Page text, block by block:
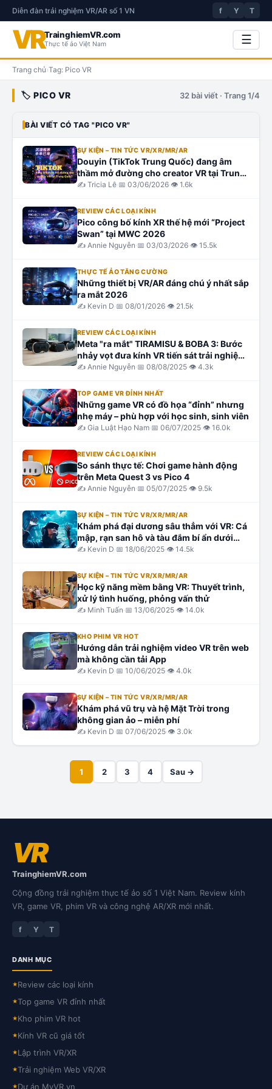
Diễn đàn trải nghiệm VR/AR số 1 VN f Y T
VRTrainghiemVR.com
Thực tế ảo Việt Nam ☰
Trang chủ›Tag: Pico VR
🏷️ PICO VR 32 bài viết · Trang 1/4
BÀI VIẾT CÓ TAG "PICO VR"
SỰ KIỆN – TIN TỨC VR/XR/MR/AR
Douyin (TikTok Trung Quốc) đang âm
thầm mở đường cho creator VR tại Trung
Quốc?
✍️ Tricia Lê·📅 03/06/2026·👁 1.6k
REVIEW CÁC LOẠI KÍNH
Pico công bố kính XR thế hệ mới “Project
Swan” tại MWC 2026
✍️ Annie Nguyễn·📅 03/03/2026·👁 15.5k
THỰC TẾ ẢO TĂNG CƯỜNG
Những thiết bị VR/AR đáng chú ý nhất sắp
ra mắt 2026
✍️ Kevin D·📅 08/01/2026·👁 21.5k
REVIEW CÁC LOẠI KÍNH
Meta "ra mắt" TIRAMISU & BOBA 3: Bước
nhảy vọt đưa kính VR tiến sát trải nghiệm
siêu thực
✍️ Annie Nguyễn·📅 08/08/2025·👁 4.3k
TOP GAME VR ĐỈNH NHẤT
Những game VR có đồ họa “đỉnh” nhưng
nhẹ máy – phù hợp với học sinh, sinh viên
✍️ Gia Luật Hạo Nam·📅 06/07/2025·👁 16.0k
REVIEW CÁC LOẠI KÍNH
So sánh thực tế: Chơi game hành động
trên Meta Quest 3 vs Pico 4
✍️ Annie Nguyễn·📅 05/07/2025·👁 9.5k
SỰ KIỆN – TIN TỨC VR/XR/MR/AR
Khám phá đại dương sâu thẳm với VR: Cá
mập, rạn san hô và tàu đắm bí ẩn dưới
đáy biển
✍️ Kevin D·📅 18/06/2025·👁 14.5k
SỰ KIỆN – TIN TỨC VR/XR/MR/AR
Học kỹ năng mềm bằng VR: Thuyết trình,
xử lý tình huống, phỏng vấn thử
✍️ Minh Tuấn·📅 13/06/2025·👁 14.0k
KHO PHIM VR HOT
Hướng dẫn trải nghiệm video VR trên web
mà không cần tải App
✍️ Kevin D·📅 10/06/2025·👁 4.0k
SỰ KIỆN – TIN TỨC VR/XR/MR/AR
Khám phá vũ trụ và hệ Mặt Trời trong
không gian ảo – miễn phí
✍️ Kevin D·📅 07/06/2025·👁 3.0k
1 2 3 4 Sau →
VR
TrainghiemVR.com
Cộng đồng trải nghiệm thực tế ảo số 1 Việt Nam. Review kính
VR, game VR, phim VR và công nghệ AR/XR mới nhất.
f Y T
DANH MỤC
★Review các loại kính
★Top game VR đỉnh nhất
★Kho phim VR hot
★Kính VR cũ giá tốt
★Lập trình VR/XR
★Trải nghiệm Web VR/XR
★Dự án MyVR.vn